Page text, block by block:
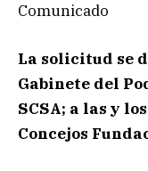
Comunicado
La solicitud se
Gabinete del
SCSA; a las y
Concejos